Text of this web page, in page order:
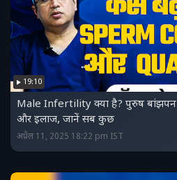
19:10
Male Infertility क्या है? पुरुष
और इलाज, जानें सब कुछ
अप्रैल 11, 2025 18:22 pm IST